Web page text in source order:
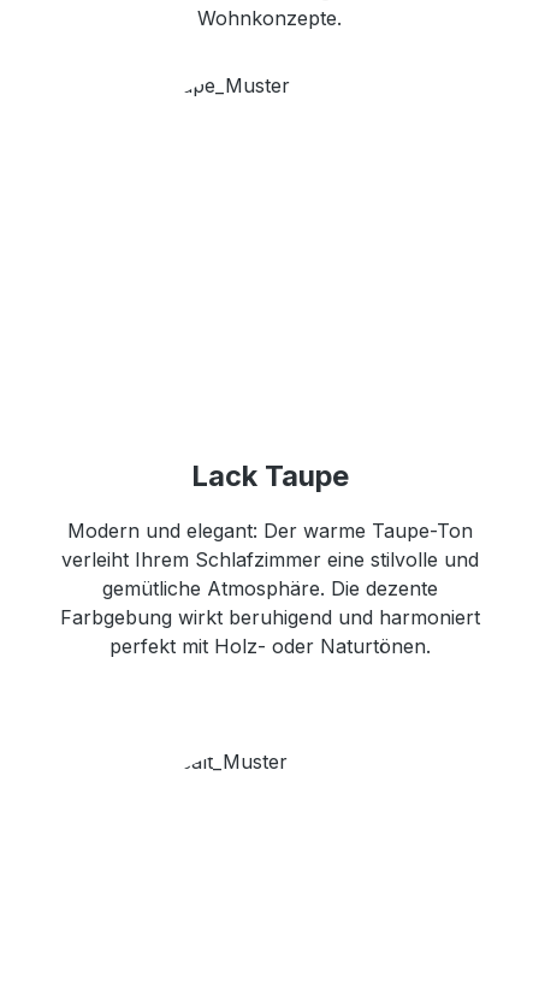
Wohnkonzepte.
Lack Taupe
Modern und elegant: Der warme Taupe-Ton
verleiht Ihrem Schlafzimmer eine stilvolle und
gemütliche Atmosphäre. Die dezente
Farbgebung wirkt beruhigend und harmoniert
perfekt mit Holz- oder Naturtönen.